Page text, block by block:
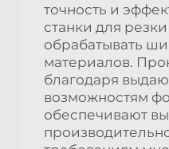
точность и
станки для
обрабатывать
материалов.
благодаря
возможностям
обеспечивают